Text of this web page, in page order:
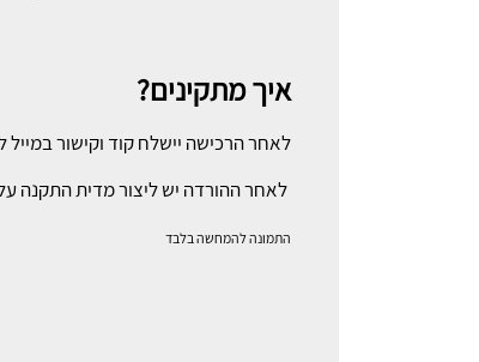
איך מתקינים?
לאחר הרכישה יישלח קוד וקישור
לאחר ההורדה יש ליצור מדית התקנה על
התמונה להמחשה בלבד